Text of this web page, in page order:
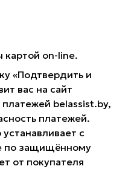
картой on-line.
«Подтвердить и
вас на сайт
belassist.by,
платежей.
с
по защищённому
от покупателя